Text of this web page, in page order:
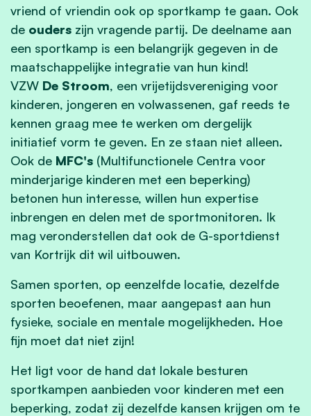
vriend of vriendin ook op sportkamp te gaan. Ook
de ouders zijn vragende partij. De deelname aan
een sportkamp is een belangrijk gegeven in de
maatschappelijke integratie van hun kind!
VZW De Stroom, een vrijetijdsvereniging voor
kinderen, jongeren en volwassenen, gaf reeds te
kennen graag mee te werken om dergelijk
initiatief vorm te geven. En ze staan niet alleen.
Ook de MFC's (Multifunctionele Centra voor
minderjarige kinderen met een beperking)
betonen hun interesse, willen hun expertise
inbrengen en delen met de sportmonitoren. Ik
mag veronderstellen dat ook de G-sportdienst
van Kortrijk dit wil uitbouwen.
Samen sporten, op eenzelfde locatie, dezelfde
sporten beoefenen, maar aangepast aan hun
fysieke, sociale en mentale mogelijkheden. Hoe
fijn moet dat niet zijn!
Het ligt voor de hand dat lokale besturen
sportkampen aanbieden voor kinderen met een
beperking, zodat zij dezelfde kansen krijgen om te